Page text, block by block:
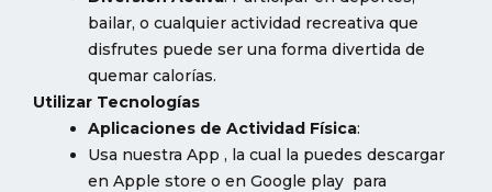
bailar, o cualquier actividad recreativa que
disfrutes puede ser una forma divertida de
quemar calorías.
Utilizar Tecnologías
Aplicaciones de Actividad Física:
Usa nuestra App , la cual la puedes descargar
en Apple store o en Google play para